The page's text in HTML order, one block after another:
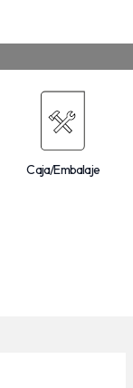
Caja/Embalaje